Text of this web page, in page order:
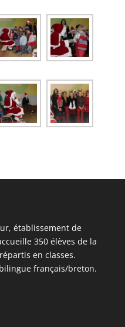
établissement de
350 élèves de la
en classes.
français/breton.